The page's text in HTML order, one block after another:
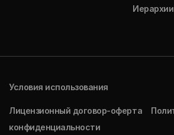
Условия использования
Лицензионный договор-оферта
конфиденциальности